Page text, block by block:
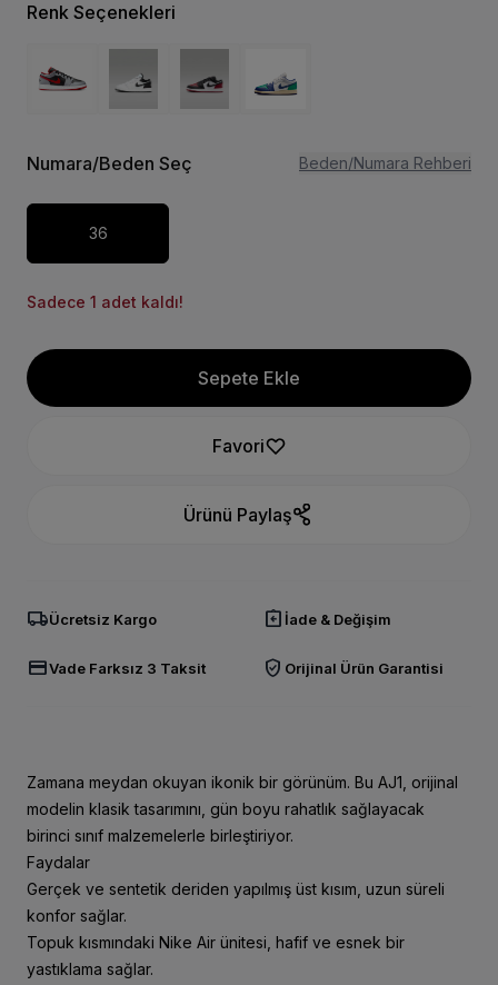
Renk Seçenekleri
Numara/Beden Seç Beden/Numara Rehberi
36
Sadece 1 adet kaldı!
Sepete Ekle
Favori
Ürünü Paylaş
local_shippingÜcretsiz Kargo assignment_return İade & Değişim
credit_cardVade Farksız 3 Taksit verified_user Orijinal Ürün Garantisi
Zamana meydan okuyan ikonik bir görünüm. Bu AJ1, orijinal
modelin klasik tasarımını, gün boyu rahatlık sağlayacak
birinci sınıf malzemelerle birleştiriyor.
Faydalar
Gerçek ve sentetik deriden yapılmış üst kısım, uzun süreli
konfor sağlar.
Topuk kısmındaki Nike Air ünitesi, hafif ve esnek bir
yastıklama sağlar.